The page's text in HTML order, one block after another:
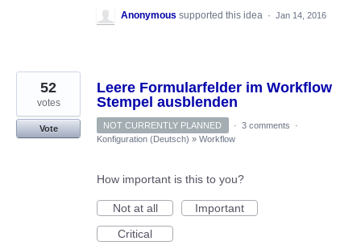
Anonymous supported this idea · Jan 14, 2016
Leere Formularfelder im Workflow
Stempel ausblenden
52
votes
Vote NOT CURRENTLY PLANNED · 3 comments
·
Konfiguration (Deutsch) » Workflow
How important is this to you?
Not at all
Important
Critical